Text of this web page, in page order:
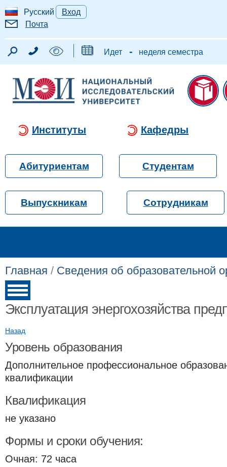
Русский
Вход
Почта
Идет - неделя семестра
Институты Кафедры
Абитуриентам Студентам
Выпускникам Сотрудникам
Главная / Сведения об образовательной
Эксплуатация энергохозяйства
Назад
Уровень образования
Дополнительное профессиональное
квалификации
Квалификация
не указано
Формы и сроки обучения:
Очная: 72 часа